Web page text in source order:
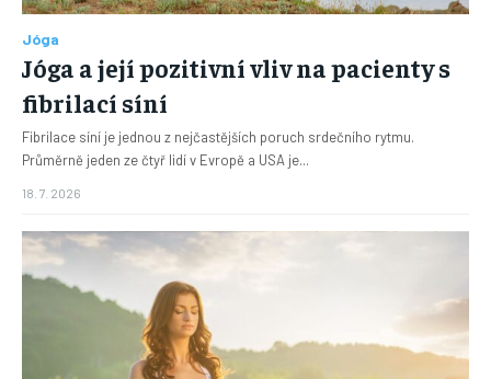
Jóga
Jóga a její pozitivní vliv na pacienty s
fibrilací síní
Fibrilace síní je jednou z nejčastějších poruch srdečního rytmu.
Průměrně jeden ze čtyř lidí v Evropě a USA je...
18. 7. 2026